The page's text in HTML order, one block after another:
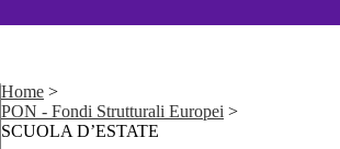
Home >
PON - Fondi Strutturali Europei >
SCUOLA D’ESTATE